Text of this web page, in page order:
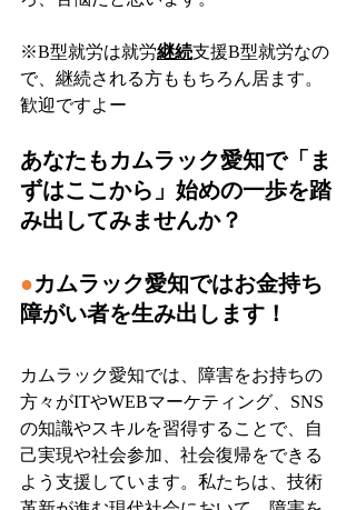
※B型就労は就労継続支援B型就労なの
で、継続される方ももちろん居ます。
歓迎ですよー
あなたもカムラック愛知で「ま
ずはここから」始めの一歩を踏
み出してみませんか？
●カムラック愛知ではお金持ち
障がい者を生み出します！
カムラック愛知では、障害をお持ちの
方々がITやWEBマーケティング、SNS
の知識やスキルを習得することで、自
己実現や社会参加、社会復帰をできる
よう支援しています。私たちは、技術